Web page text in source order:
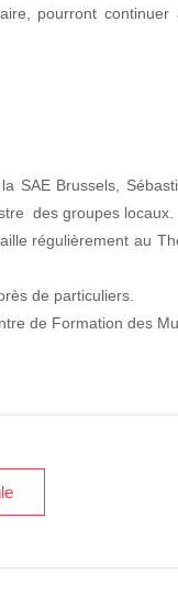
pourront
SAE Brussels,
des groupes locaux.
régulièrement au
de particuliers.
de Formation des